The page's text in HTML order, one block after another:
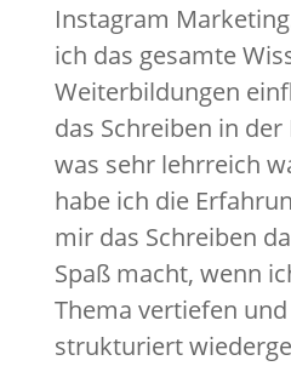
Instagram
ich das gesamte
Weiterbildungen
das Schreiben in
was sehr lehrreich
habe ich die
mir das Schreiben
Spaß macht, wenn
Thema vertiefen
strukturiert